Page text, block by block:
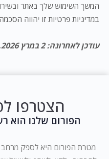
המשך השימוש שלך באתר
במדיניות פרטיות זו יהווה
עודכן לאחרונה: 2 במרץ 2026
הצטרפו
הפורום שלנו הוא
מטרת הפורום היא לספק מרחב